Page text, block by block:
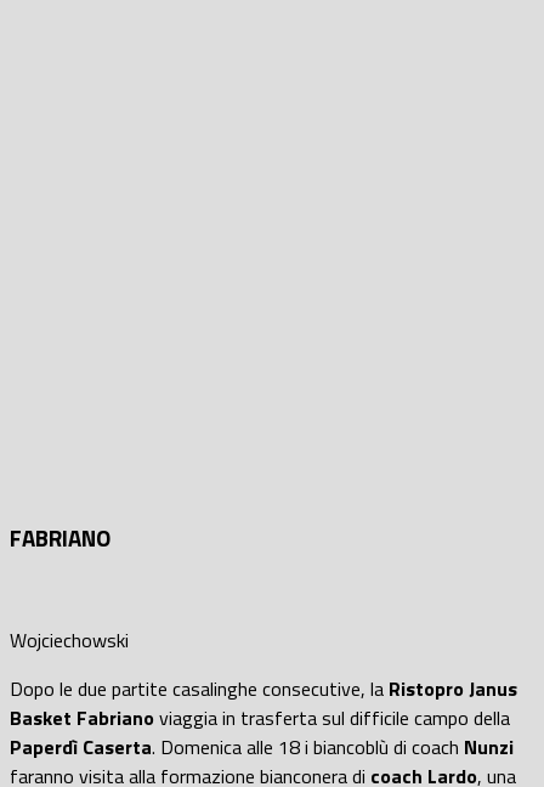
FABRIANO
Wojciechowski
Dopo le due partite casalinghe consecutive, la Ristopro Janus
Basket Fabrianoviaggia in trasferta sul difficile campo della
Paperdì Caserta. Domenica alle 18 i biancoblù di coach Nunzi
faranno visita alla formazione bianconera di coach Lardo, una